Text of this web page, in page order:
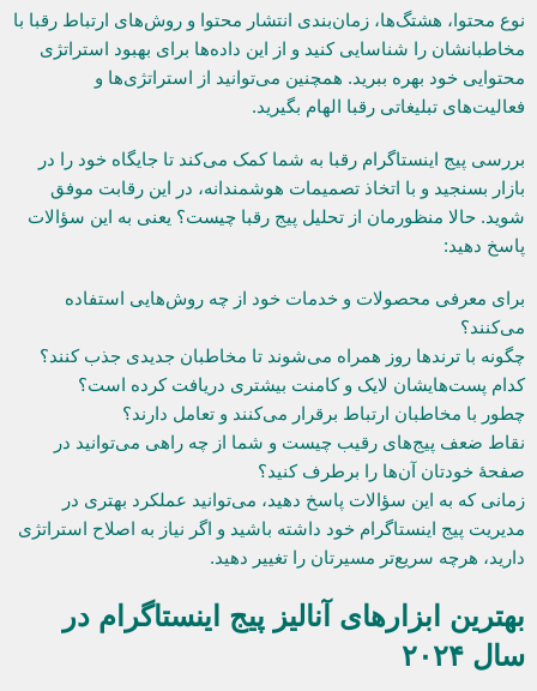
نوع محتوا، هشتگ‌ها، زمان‌بندی انتشار محتوا و روش‌های ارتباط رقبا با
مخاطبانشان را شناسایی کنید و از این داده‌ها برای بهبود استراتژی
محتوایی خود بهره ببرید. همچنین می‌توانید از استراتژی‌ها و
فعالیت‌های تبلیغاتی رقبا الهام بگیرید.
بررسی پیج اینستاگرام رقبا به شما کمک می‌کند تا جایگاه خود را در
بازار بسنجید و با اتخاذ تصمیمات هوشمندانه، در این رقابت موفق
شوید. حالا منظورمان از تحلیل پیج رقبا چیست؟ یعنی به این سؤالات
پاسخ دهید:
برای معرفی محصولات و خدمات خود از چه روش‌هایی استفاده
می‌کنند؟
چگونه با ترندها روز همراه می‌شوند تا مخاطبان جدیدی جذب کنند؟
کدام پست‌هایشان لایک و کامنت بیشتری دریافت کرده است؟
چطور با مخاطبان ارتباط برقرار می‌کنند و تعامل دارند؟
نقاط ضعف پیج‌های رقیب چیست و شما از چه راهی می‌توانید در
صفحۀ خودتان آن‌ها را برطرف کنید؟
زمانی که به این سؤالات پاسخ دهید، می‌توانید عملکرد بهتری در
مدیریت پیج اینستاگرام خود داشته باشید و اگر نیاز به اصلاح استراتژی
دارید، هرچه سریع‌تر مسیرتان را تغییر دهید.
بهترین ابزارهای آنالیز پیج اینستاگرام در
سال ۲۰۲۴